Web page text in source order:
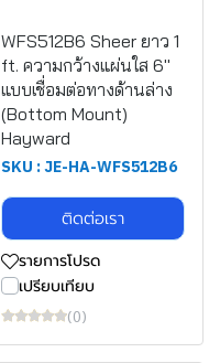
WFS512B6 Sheer ยาว 1
ft. ความกว้างแผ่นใส 6"
แบบเชื่อมต่อทางด้านล่าง
(Bottom Mount)
Hayward
SKU : JE-HA-WFS512B6
ติดต่อเรา
รายการโปรด
เปรียบเทียบ
(0)